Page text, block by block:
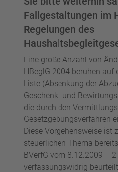
Fallgestaltungen im
Regelungen des
Eine große Anzahl von
HBeglG 2004 beruhen auf
Liste (Absenkung der
Geschenk- und
die durch den
Gesetzgebungsverfahren
Diese Vorgehensweise ist
steuerlichen Thema
BVerfG vom 8.12.2009 –
verfassungswidrig